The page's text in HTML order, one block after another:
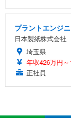
プラントエンジ
日本製紙株式会社
埼玉県
年収426万円
正社員